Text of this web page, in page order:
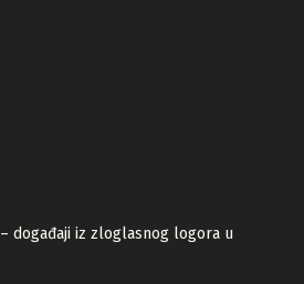
događaji iz zloglasnog logora u